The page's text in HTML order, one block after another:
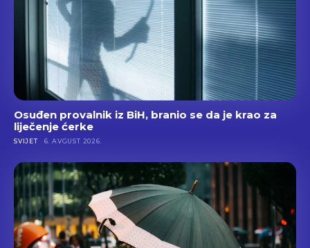
Osuđen provalnik iz BiH, branio se da je krao za
liječenje ćerke
SVIJET 6. AVGUST 2026.